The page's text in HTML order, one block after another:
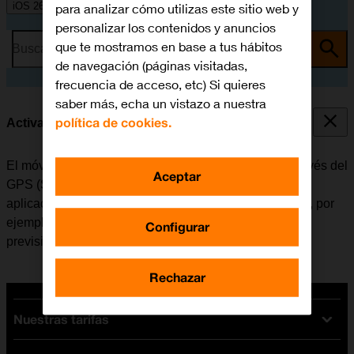
iOS 26
Busca por problema o tema
Activar o desactivar el GPS
El móvil puede determinar la posición geográfica a través del
GPS (Sistema de Posicionamiento Global). Varias
aplicaciones del móvil utilizan los datos de la posición, por
ejemplo, la navegación, la función de búsqueda o la
previsión del tiempo.
Nuestras tarifas
para analizar cómo utilizas este sitio web y
personalizar los contenidos y anuncios
que te mostramos en base a tus hábitos
de navegación (páginas visitadas,
frecuencia de acceso, etc) Si quieres
saber más, echa un vistazo a nuestra
política de cookies.
Configurar
Rechazar
Aceptar